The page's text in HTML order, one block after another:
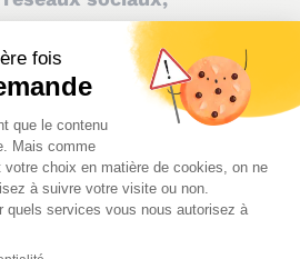
avec une page vitrine
soit informée des
que nous proposions
Nous avions choisi
Twitter ou
de la cible, les parents qui
sur ce réseau social. Ils